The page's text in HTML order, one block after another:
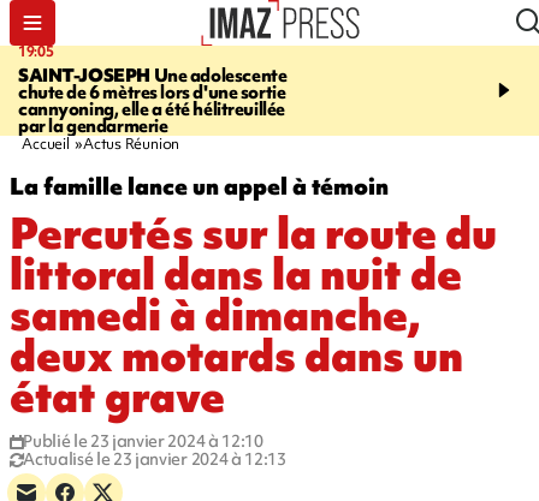
19:05
SAINT-JOSEPH Une adolescente
chute de 6 mètres lors d'une sortie
cannyoning, elle a été hélitreuillée
par la gendarmerie
20:44
rouée de coups,
Accueil Actus Réunion
La famille lance un appel à témoin
Percutés sur la route du
littoral dans la nuit de
samedi à dimanche,
deux motards dans un
état grave
Publié le 23 janvier 2024 à 12:10
Actualisé le 23 janvier 2024 à 12:13